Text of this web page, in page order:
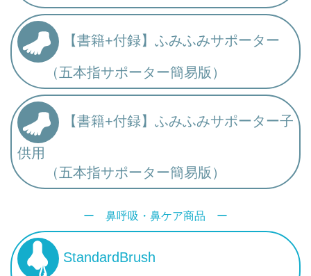
【書籍+付録】ふみふみサポーター
（五本指サポーター簡易版）
【書籍+付録】ふみふみサポーター子
供用
（五本指サポーター簡易版）
ー 鼻呼吸・鼻ケア商品 ー
StandardBrush